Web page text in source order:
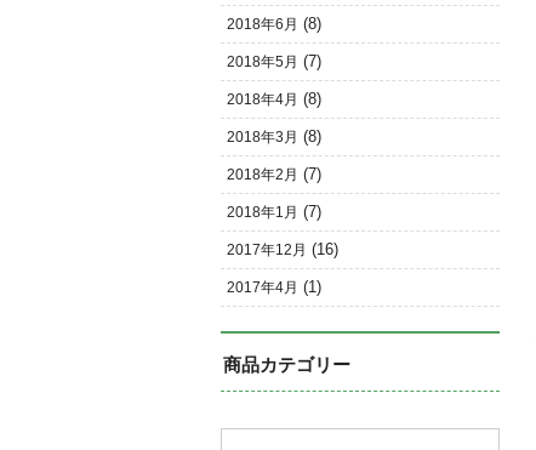
2018年6月 (8)
2018年5月 (7)
2018年4月 (8)
2018年3月 (8)
2018年2月 (7)
2018年1月 (7)
2017年12月 (16)
2017年4月 (1)
商品カテゴリー